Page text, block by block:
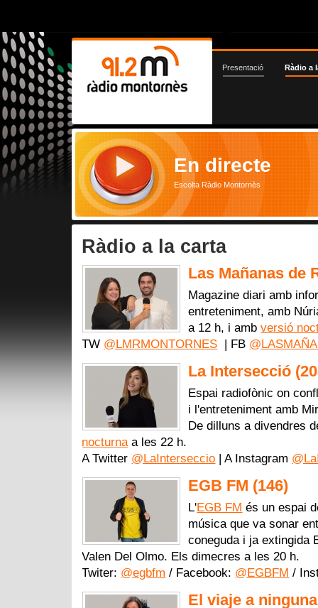
Presentació Ràdio a
En directe
Escolta Ràdio Montornès
Ràdio a la carta
Las Mañanas de
Magazine diari amb
entreteniment, amb
a 12 h, i ambversió
TW @LMRMONTORNES | FB
La Intersecció
Espai radiofònic on
i l'entreteniment amb
De dilluns a divendres
nocturnaa les 22 h.
A Twitter @LaInterseccio | A Instagram
EGB FM (146)
L'EGB FM és un espai
música que va sonar
coneguda i ja extingida
Valen Del Olmo. Els dimecres a les 20 h.
Twiter: @egbfm / Facebook: @EGBFM /
El viaje a